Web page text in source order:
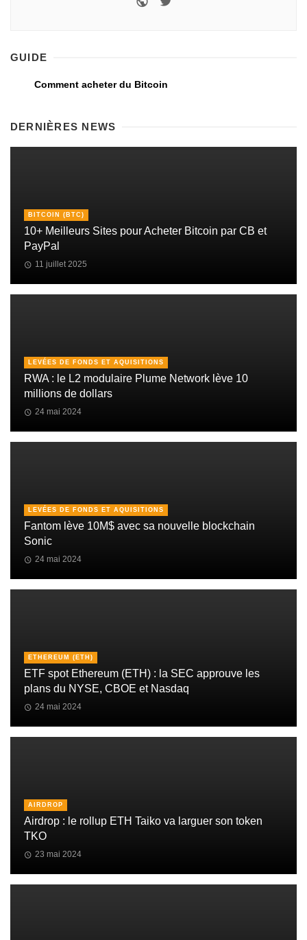
GUIDE
Comment acheter du Bitcoin
DERNIÈRES NEWS
BITCOIN (BTC)
10+ Meilleurs Sites pour Acheter Bitcoin par CB et
PayPal
11 juillet 2025
LEVÉES DE FONDS ET AQUISITIONS
RWA : le L2 modulaire Plume Network lève 10
millions de dollars
24 mai 2024
LEVÉES DE FONDS ET AQUISITIONS
Fantom lève 10M$ avec sa nouvelle blockchain
Sonic
24 mai 2024
ETHEREUM (ETH)
ETF spot Ethereum (ETH) : la SEC approuve les
plans du NYSE, CBOE et Nasdaq
24 mai 2024
AIRDROP
Airdrop : le rollup ETH Taiko va larguer son token
TKO
23 mai 2024